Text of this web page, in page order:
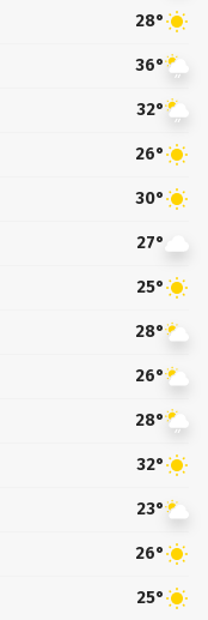
28°
36°
32°
26°
30°
27°
25°
28°
26°
28°
32°
23°
26°
25°